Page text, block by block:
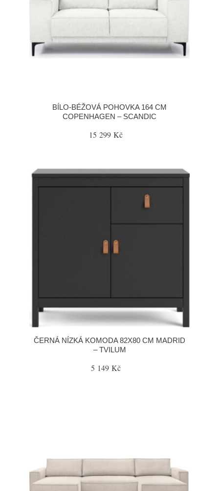
BÍLO-BÉŽOVÁ POHOVKA 164 CM
COPENHAGEN – SCANDIC
15 299 Kč
ČERNÁ NÍZKÁ KOMODA 82X80 CM MADRID
– TVILUM
5 149 Kč